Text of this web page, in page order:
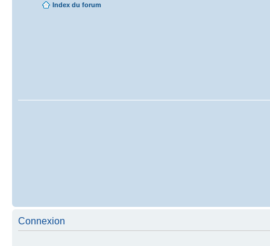
Index du forum
Connexion